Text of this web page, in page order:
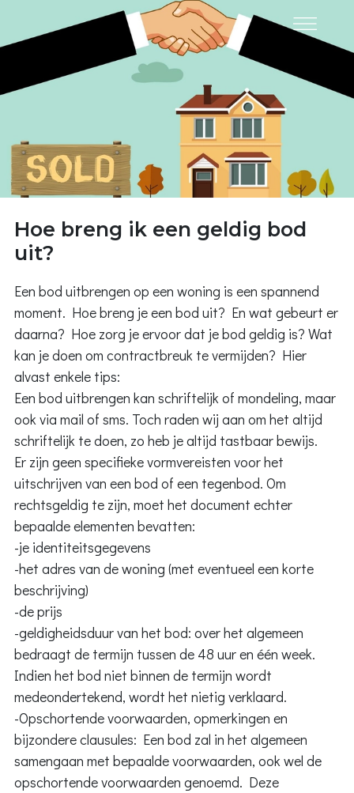
Hoe breng ik een geldig bod
uit?
Een bod uitbrengen op een woning is een spannend
moment. Hoe breng je een bod uit? En wat gebeurt er
daarna? Hoe zorg je ervoor dat je bod geldig is? Wat
kan je doen om contractbreuk te vermijden? Hier
alvast enkele tips:
Een bod uitbrengen kan schriftelijk of mondeling, maar
ook via mail of sms. Toch raden wij aan om het altijd
schriftelijk te doen, zo heb je altijd tastbaar bewijs.
Er zijn geen specifieke vormvereisten voor het
uitschrijven van een bod of een tegenbod. Om
rechtsgeldig te zijn, moet het document echter
bepaalde elementen bevatten:
-je identiteitsgegevens
-het adres van de woning (met eventueel een korte
beschrijving)
-de prijs
-geldigheidsduur van het bod: over het algemeen
bedraagt de termijn tussen de 48 uur en één week.
Indien het bod niet binnen de termijn wordt
medeondertekend, wordt het nietig verklaard.
-Opschortende voorwaarden, opmerkingen en
bijzondere clausules: Een bod zal in het algemeen
samengaan met bepaalde voorwaarden, ook wel de
opschortende voorwaarden genoemd. Deze